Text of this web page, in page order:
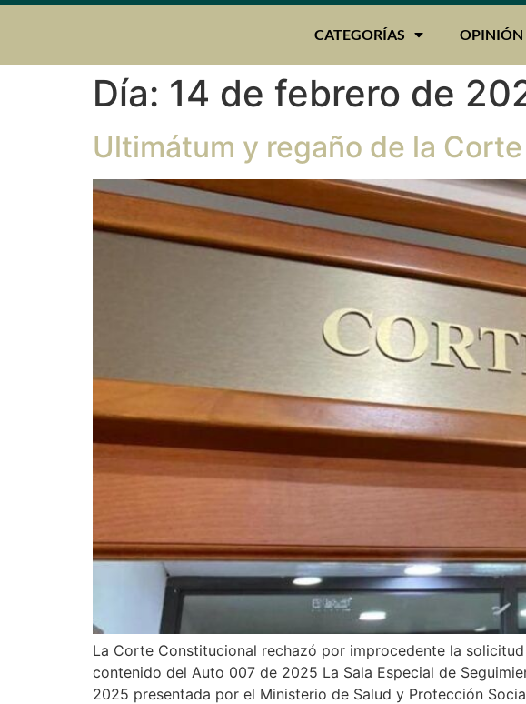
CATEGORÍAS OPINIÓN
Día: 14 de febrero de
Ultimátum y regaño de la
La Corte Constitucional rechazó por improcedente la
contenido del Auto 007 de 2025 La Sala Especial de
2025 presentada por el Ministerio de Salud y Protección